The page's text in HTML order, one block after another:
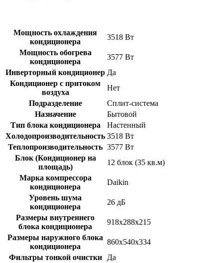
Мощность охлаждения
кондиционера
3518 Вт
Мощность обогрева
кондиционера
3577 Вт
Инверторный кондиционер Да
Кондиционер с притоком
воздуха
Нет
Подразделение
Сплит-система
Назначение
Бытовой
Тип блока кондиционера
Настенный
Холодопроизводительность 3518 Вт
Теплопроизводительность 3577 Вт
Блок (Кондиционер на
площадь)
12 блок (35 кв.м)
Марка компрессора
кондиционера
Daikin
Уровень шума
кондиционера
26 дБ
Размеры внутреннего
блока кондиционера
918x288x215
Размеры наружного блока
кондиционера
860x540x334
Фильтры тонкой очистки
Да